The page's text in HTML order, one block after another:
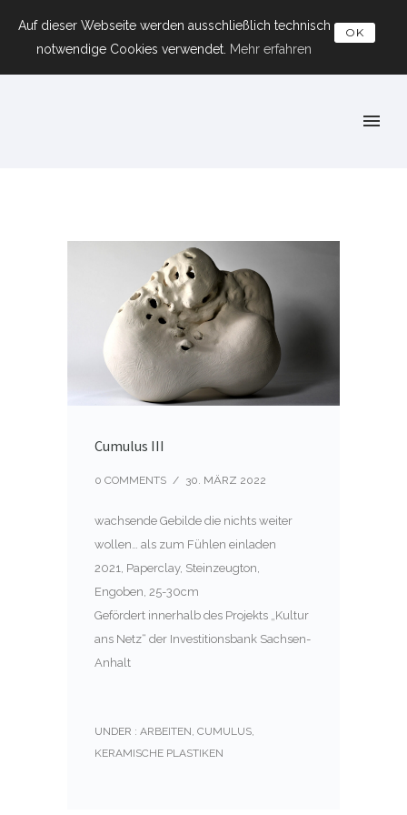
Cumulus III
0 COMMENTS / 30. MÄRZ 2022
wachsende Gebilde die nichts weiter
wollen… als zum Fühlen einladen
2021, Paperclay, Steinzeugton,
Engoben, 25-30cm
Gefördert innerhalb des Projekts „Kultur
ans Netz“ der Investitionsbank Sachsen-
Anhalt
UNDER : ARBEITEN, CUMULUS,
KERAMISCHE PLASTIKEN
Auf dieser Webseite werden ausschließlich technisch
notwendige Cookies verwendet. Mehr erfahren
OK